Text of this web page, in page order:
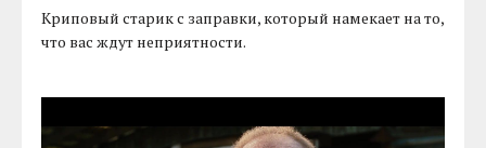
Криповый старик с заправки, который намекает на то,
что вас ждут неприятности.